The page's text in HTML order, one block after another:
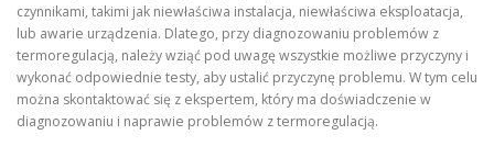
czynnikami, takimi jak niewłaściwa instalacja, niewłaściwa eksploatacja,
lub awarie urządzenia. Dlatego, przy diagnozowaniu problemów z
termoregulacją, należy wziąć pod uwagę wszystkie możliwe przyczyny i
wykonać odpowiednie testy, aby ustalić przyczynę problemu. W tym celu
można skontaktować się z ekspertem, który ma doświadczenie w
diagnozowaniu i naprawie problemów z termoregulacją.